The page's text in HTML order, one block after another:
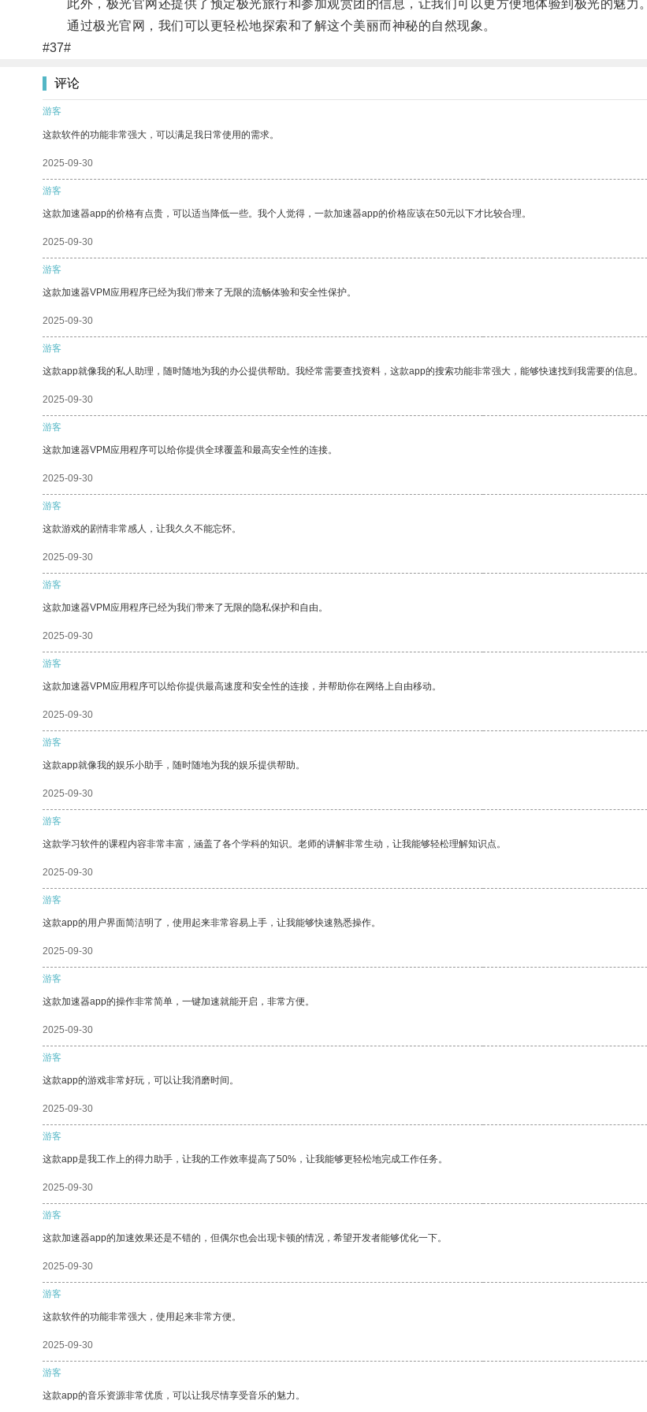
此外，极光官网还提供了预定极光旅行和参加观赏团的信息，让我们可以更方便地体验到极光的魅力。
通过极光官网，我们可以更轻松地探索和了解这个美丽而神秘的自然现象。
#37#
评论
游客
这款软件的功能非常强大，可以满足我日常使用的需求。
2025-09-30
游客
这款加速器app的价格有点贵，可以适当降低一些。我个人觉得，一款加速器app的价格应该在50元以下才比较合理。
2025-09-30
游客
这款加速器VPM应用程序已经为我们带来了无限的流畅体验和安全性保护。
2025-09-30
游客
这款app就像我的私人助理，随时随地为我的办公提供帮助。我经常需要查找资料，这款app的搜索功能非常强大，能够快速找到我需要的信息。
2025-09-30
游客
这款加速器VPM应用程序可以给你提供全球覆盖和最高安全性的连接。
2025-09-30
游客
这款游戏的剧情非常感人，让我久久不能忘怀。
2025-09-30
游客
这款加速器VPM应用程序已经为我们带来了无限的隐私保护和自由。
2025-09-30
游客
这款加速器VPM应用程序可以给你提供最高速度和安全性的连接，并帮助你在网络上自由移动。
2025-09-30
游客
这款app就像我的娱乐小助手，随时随地为我的娱乐提供帮助。
2025-09-30
游客
这款学习软件的课程内容非常丰富，涵盖了各个学科的知识。老师的讲解非常生动，让我能够轻松理解知识点。
2025-09-30
游客
这款app的用户界面简洁明了，使用起来非常容易上手，让我能够快速熟悉操作。
2025-09-30
游客
这款加速器app的操作非常简单，一键加速就能开启，非常方便。
2025-09-30
游客
这款app的游戏非常好玩，可以让我消磨时间。
2025-09-30
游客
这款app是我工作上的得力助手，让我的工作效率提高了50%，让我能够更轻松地完成工作任务。
2025-09-30
游客
这款加速器app的加速效果还是不错的，但偶尔也会出现卡顿的情况，希望开发者能够优化一下。
2025-09-30
游客
这款软件的功能非常强大，使用起来非常方便。
2025-09-30
游客
这款app的音乐资源非常优质，可以让我尽情享受音乐的魅力。